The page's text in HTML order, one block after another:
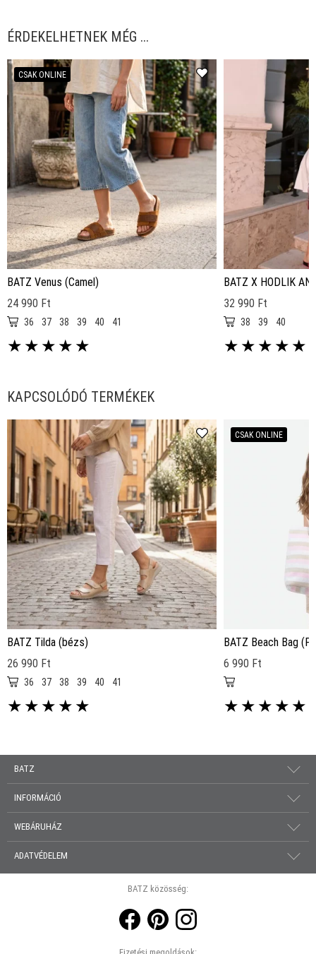
ÉRDEKELHETNEK MÉG ...
CSAK ONLINE
BATZ Venus (Camel)
24 990 Ft
36 37 38 39 40 41
★ ★ ★ ★ ★
BATZ X HODLIK
32 990 Ft
38 39 40
★ ★ ★ ★ ★
KAPCSOLÓDÓ TERMÉKEK
BATZ Tilda (bézs)
26 990 Ft
36 37 38 39 40 41
★ ★ ★ ★ ★
CSAK ONLINE
BATZ Beach Bag
6 990 Ft
★ ★ ★ ★ ★
BATZ
INFORMÁCIÓ
WEBÁRUHÁZ
ADATVÉDELEM
BATZ közösség: